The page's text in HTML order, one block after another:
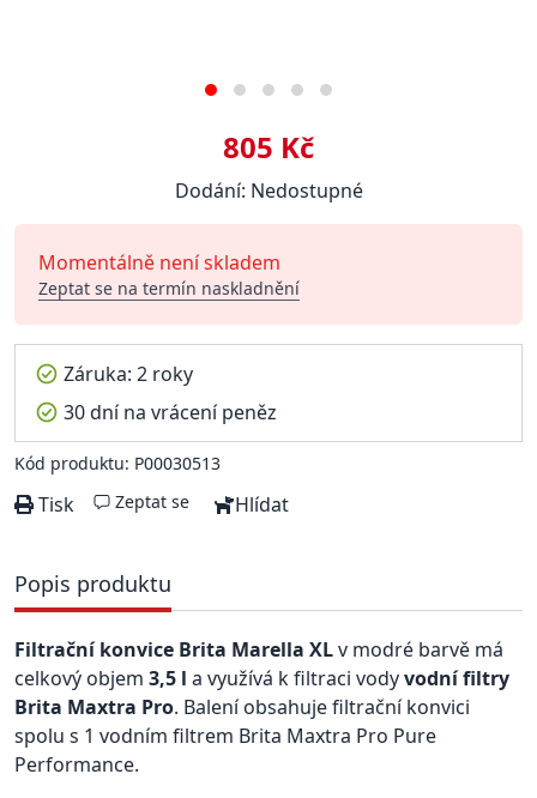
805 Kč
Dodání: Nedostupné
Momentálně není skladem
Zeptat se na termín naskladnění
Záruka: 2 roky
30 dní na vrácení peněz
Kód produktu: P00030513
Tisk Zeptat se Hlídat
Popis produktu
Filtrační konvice Brita Marella XLv modré barvě má
celkový objem 3,5 l a využívá k filtraci vodyvodní filtry
Brita Maxtra Pro. Balení obsahuje filtrační konvici
spolu s 1 vodním filtrem Brita Maxtra Pro Pure
Performance.